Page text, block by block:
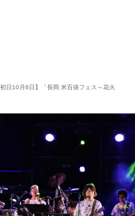
初日10月6日】「長岡 米百俵フェス～花火